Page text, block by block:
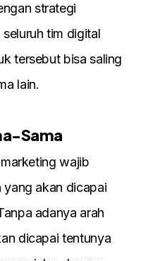
strategi
tim digital
tersebut bisa saling
lain.
Sama
wajib
yang akan dicapai
adanya arah
dicapai tentunya